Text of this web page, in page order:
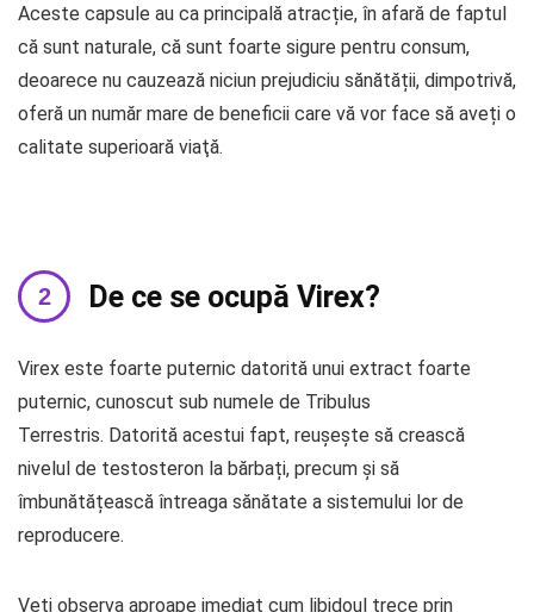
Aceste capsule au ca principală atracție, în afară de faptul
că sunt naturale, că sunt foarte sigure pentru consum,
deoarece nu cauzează niciun prejudiciu sănătății, dimpotrivă,
oferă un număr mare de beneficii care vă vor face să aveți o
calitate superioară viaţă.
De ce se ocupă Virex?
Virex este foarte puternic datorită unui extract foarte
puternic, cunoscut sub numele de Tribulus
Terrestris. Datorită acestui fapt, reușește să crească
nivelul de testosteron la bărbați, precum și să
îmbunătățească întreaga sănătate a sistemului lor de
reproducere.
Veți observa aproape imediat cum libidoul trece prin